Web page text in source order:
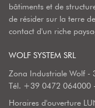
bâtiments et de
de résider sur la terre
contact d'un riche
WOLF SYSTEM SRL
Zona Industriale Wolf -
Tél. +39 0472 064000 -
Horaires d'ouverture